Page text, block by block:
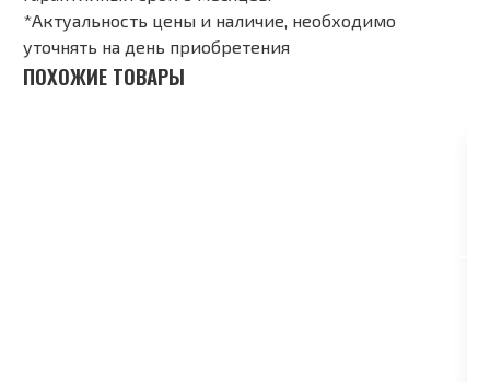
*Актуальность цены и наличие, необходимо
уточнять на день приобретения
ПОХОЖИЕ ТОВАРЫ